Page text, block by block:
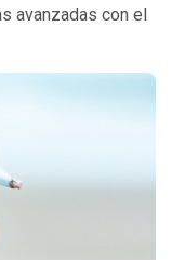
avanzadas con el